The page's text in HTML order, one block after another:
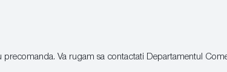
precomanda. Va rugam sa contactati Departamentul